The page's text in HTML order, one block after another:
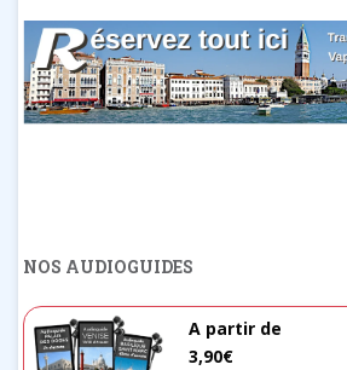
NOS AUDIOGUIDES
A partir de
3,90€